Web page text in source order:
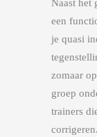
Naast het
een
je quasi
zomaar
groep
trainers